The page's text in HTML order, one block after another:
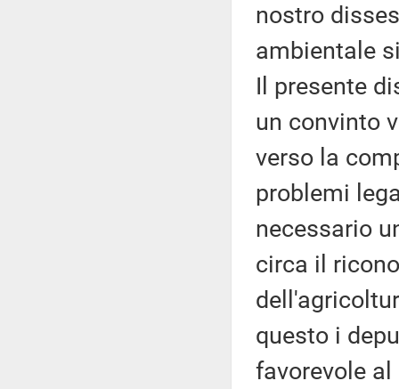
nostro
ambientale
Il presente
un convinto
verso la
problemi
necessario
circa il
questo i
favorevole